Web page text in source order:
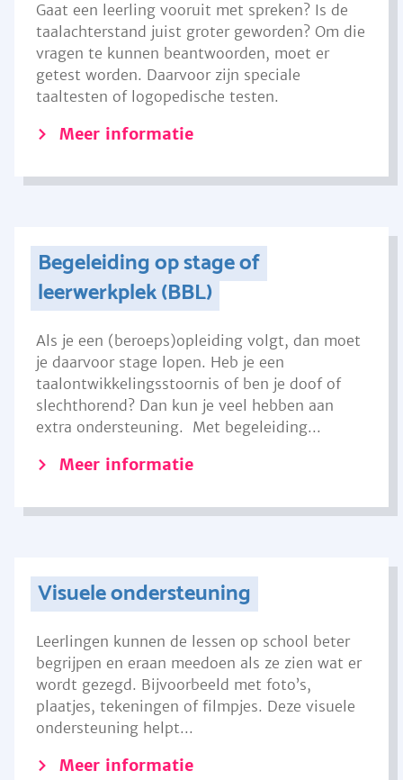
Gaat een leerling vooruit met spreken? Is de
taalachterstand juist groter geworden? Om die
vragen te kunnen beantwoorden, moet er
getest worden. Daarvoor zijn speciale
taaltesten of logopedische testen.
Meer informatie
Begeleiding op stage of
leerwerkplek (BBL)
Als je een (beroeps)opleiding volgt, dan moet
je daarvoor stage lopen. Heb je een
taalontwikkelingsstoornis of ben je doof of
slechthorend? Dan kun je veel hebben aan
extra ondersteuning. Met begeleiding...
Meer informatie
Visuele ondersteuning
Leerlingen kunnen de lessen op school beter
begrijpen en eraan meedoen als ze zien wat er
wordt gezegd. Bijvoorbeeld met foto’s,
plaatjes, tekeningen of filmpjes. Deze visuele
ondersteuning helpt...
Meer informatie